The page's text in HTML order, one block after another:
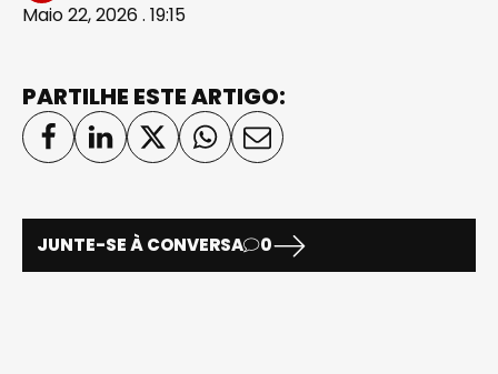
Maio 22, 2026 . 19:15
PARTILHE ESTE ARTIGO:
JUNTE-SE À CONVERSA 0